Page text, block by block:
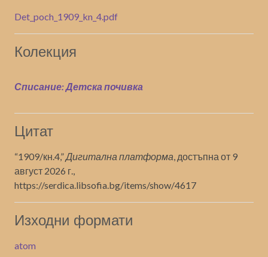
Det_poch_1909_kn_4.pdf
Колекция
Списание: Детска почивка
Цитат
“1909/кн.4,”Дигитална платформа, достъпна от 9
август 2026 г.,
https://serdica.libsofia.bg/items/show/4617
Изходни формати
atom